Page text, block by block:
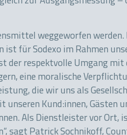
weggeworfen werden.
ist für Sodexo im Rahmen
respektvolle Umgang mit
eine moralische
die wir uns als
Kund:innen, Gästen
Als Dienstleister vor Ort,
sagt Patrick Sochnikoff,